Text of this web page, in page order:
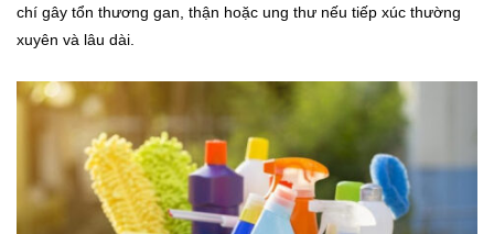
chí gây tổn thương gan, thận hoặc ung thư nếu tiếp xúc thường
xuyên và lâu dài.